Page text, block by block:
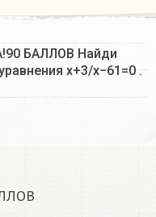
БАЛЛОВ Найди
x+3/x−61=0 .